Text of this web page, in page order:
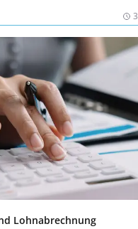
abhängt.
Lohnabrechnung